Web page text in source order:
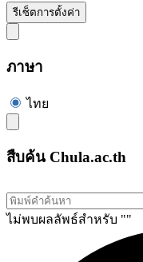
รีเซ็ตการตั้งค่า
ภาษา
ไทย
สืบค้น Chula.ac.th
ไม่พบผลลัพธ์สำหรับ ""